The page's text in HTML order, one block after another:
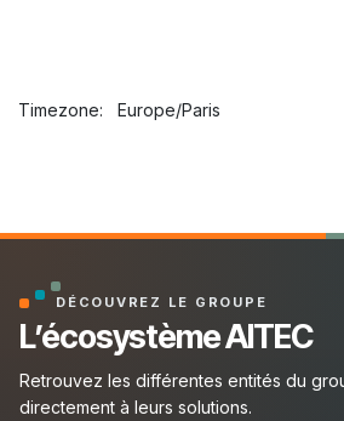
Timezone:
DÉCOUVREZ LE GROUPE
L’écosystème AITEC
Retrouvez les différentes entités du
directement à leurs solutions.